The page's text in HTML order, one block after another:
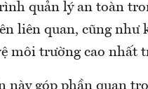
quản lý an toàn
liên quan, cũng như
môi trường cao nhất
này góp phần quan